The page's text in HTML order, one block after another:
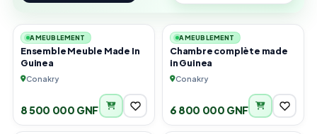
AMEUBLEMENT
Ensemble Meuble Made In
Guinea
Conakry
8 500 000 GNF
AMEUBLEMENT
Chambre complète made
in Guinea
Conakry
6 800 000 GNF
2 2